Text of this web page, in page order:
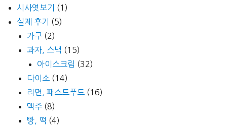
시사엿보기
(1)
실제 후기
(5)
가구 (2)
과자, 스낵 (15)
아이스크림 (32)
다이소 (14)
라면, 패스트푸드 (16)
맥주 (8)
빵, 떡 (4)